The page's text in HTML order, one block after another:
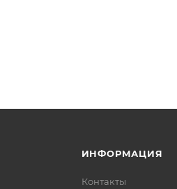
ИНФОРМАЦИЯ
Контакты